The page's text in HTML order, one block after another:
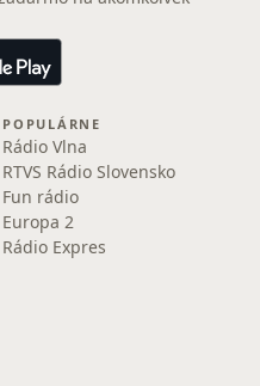
POPULÁRNE
Rádio Vlna
RTVS Rádio Slovensko
Fun rádio
Europa 2
Rádio Expres